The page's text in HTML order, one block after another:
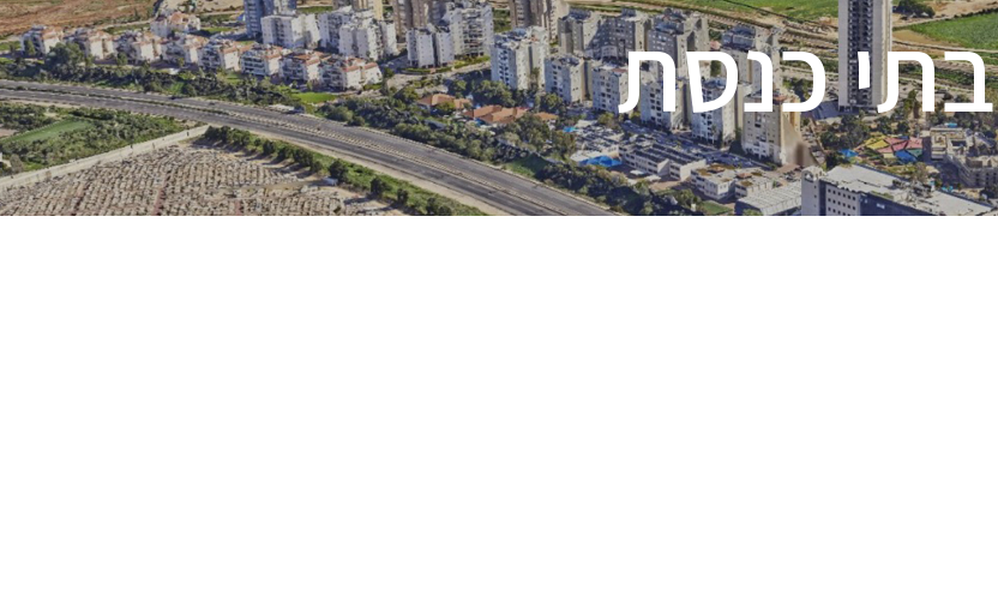
בתי כנסת